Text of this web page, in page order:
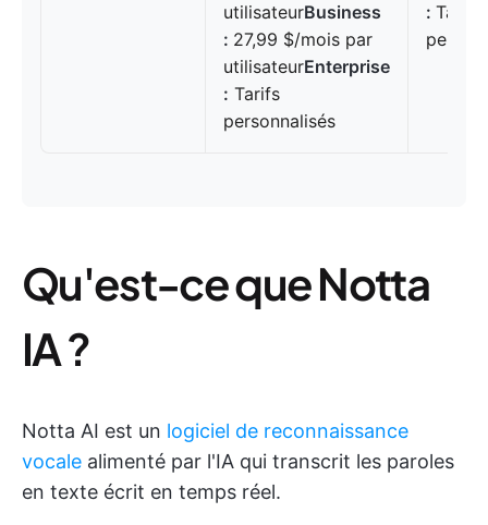
utilisateurBusiness
: 27,99 $/mois par
utilisateurEnterprise
: Tarifs
personnalisés
:
Qu'est-ce que Notta
IA ?
Notta AI est un logiciel de reconnaissance
vocale alimenté par l'IA qui transcrit les paroles
en texte écrit en temps réel.